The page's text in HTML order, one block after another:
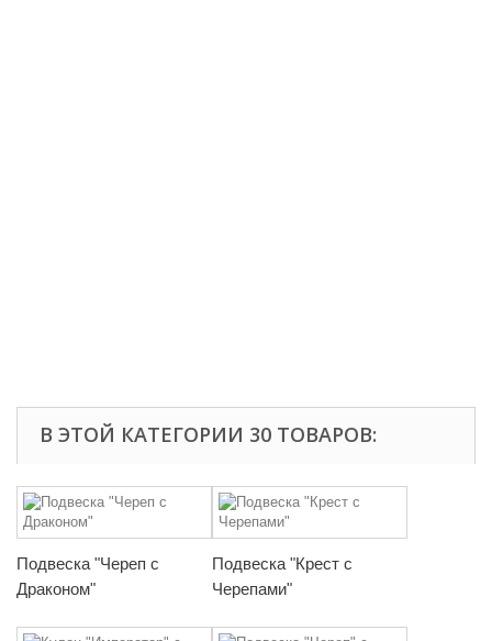
В ЭТОЙ КАТЕГОРИИ 30 ТОВАРОВ:
Подвеска "Череп с
Драконом"
Подвеска "Крест с
Черепами"